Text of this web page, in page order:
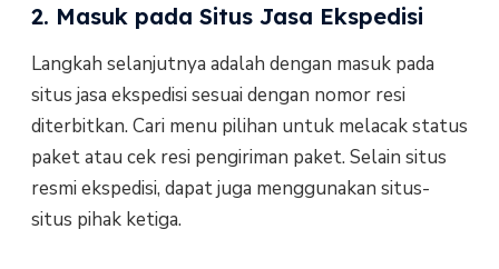
2. Masuk pada Situs Jasa Ekspedisi
Langkah selanjutnya adalah dengan masuk pada
situs jasa ekspedisi sesuai dengan nomor resi
diterbitkan. Cari menu pilihan untuk melacak status
paket atau cek resi pengiriman paket. Selain situs
resmi ekspedisi, dapat juga menggunakan situs-
situs pihak ketiga.